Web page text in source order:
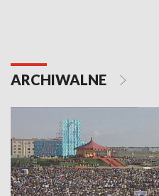
ARCHIWALNE